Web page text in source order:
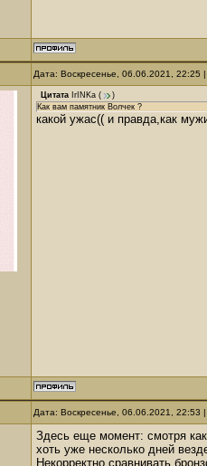
Дата: Воскресенье, 06.06.2021,
Цитата IrINKa (
)
Как вам памятник Волчек ?
какой ужас(( и правда,как
Дата: Воскресенье, 06.06.2021,
Здесь еще момент: смотря
хоть уже несколько дней
Некорректно сравнивать